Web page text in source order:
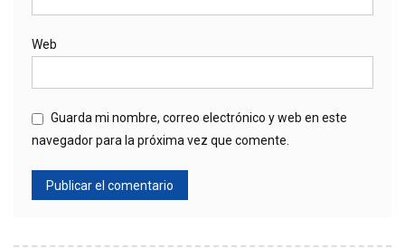
Web
Guarda mi nombre, correo electrónico y web en este
navegador para la próxima vez que comente.